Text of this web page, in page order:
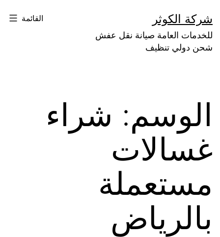
إلى
المحتوى
شركة الكوثر
للخدمات العامة صيانة نقل عفش
شحن دولي تنظيف
القائمة
الوسم: شراء
غسالات
مستعملة
بالرياض